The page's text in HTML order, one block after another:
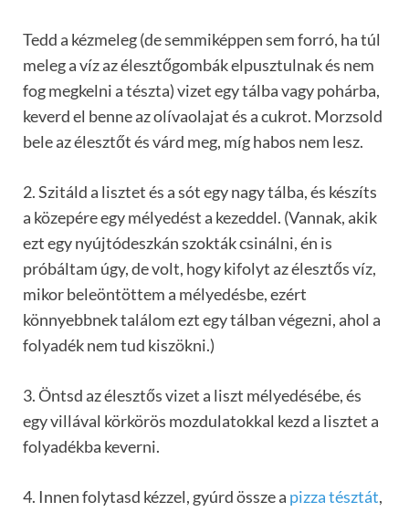
Tedd a kézmeleg (de semmiképpen sem forró, ha túl
meleg a víz az élesztőgombák elpusztulnak és nem
fog megkelni a tészta) vizet egy tálba vagy pohárba,
keverd el benne az olívaolajat és a cukrot. Morzsold
bele az élesztőt és várd meg, míg habos nem lesz.
2. Szitáld a lisztet és a sót egy nagy tálba, és készíts
a közepére egy mélyedést a kezeddel. (Vannak, akik
ezt egy nyújtódeszkán szokták csinálni, én is
próbáltam úgy, de volt, hogy kifolyt az élesztős víz,
mikor beleöntöttem a mélyedésbe, ezért
könnyebbnek találom ezt egy tálban végezni, ahol a
folyadék nem tud kiszökni.)
3. Öntsd az élesztős vizet a liszt mélyedésébe, és
egy villával körkörös mozdulatokkal kezd a lisztet a
folyadékba keverni.
4. Innen folytasd kézzel, gyúrd össze a pizza tésztát,